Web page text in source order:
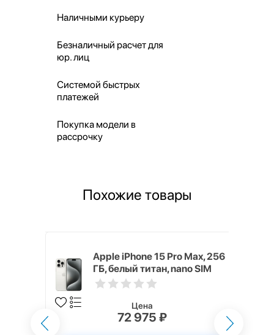
Наличными курьеру
Безналичный расчет для
юр. лиц
Системой быстрых
платежей
Покупка модели в
рассрочку
Похожие товары
Apple iPhone 15 Pro Max, 256
ГБ, белый титан, nano SIM
Цена
72 975 ₽